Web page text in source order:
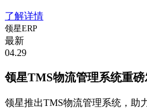
了解详情
领星ERP
最新
04.29
领星TMS物流管理系统重磅
领星推出TMS物流管理系统，助